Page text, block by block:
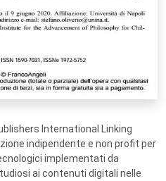
International Linking
indipendente e non profit per
implementati da
ai contenuti digitali nelle